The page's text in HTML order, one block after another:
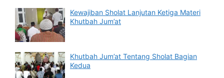
Kewajiban Sholat Lanjutan Ketiga Materi
Khutbah Jum’at
Khutbah Jum’at Tentang Sholat Bagian
Kedua